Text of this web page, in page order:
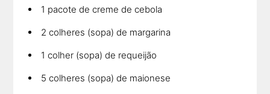
1 pacote de creme de cebola
2 colheres (sopa) de margarina
1 colher (sopa) de requeijão
5 colheres (sopa) de maionese